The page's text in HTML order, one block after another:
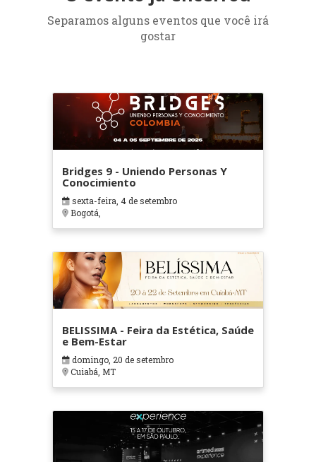
Separamos alguns eventos que você irá
gostar
Bridges 9 - Uniendo Personas Y
Conocimiento
sexta-feira, 4 de setembro
Bogotá,
BELISSIMA - Feira da Estética, Saúde
e Bem-Estar
domingo, 20 de setembro
Cuiabá, MT